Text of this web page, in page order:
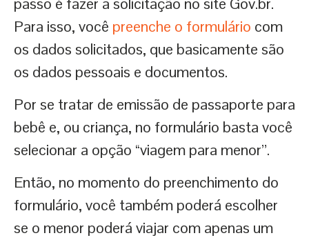
Para isso, você preenche o formulário com
os dados solicitados, que basicamente são
os dados pessoais e documentos.
Por se tratar de emissão de passaporte para
bebê e, ou criança, no formulário basta você
selecionar a opção “viagem para menor”.
Então, no momento do preenchimento do
formulário, você também poderá escolher
se o menor poderá viajar com apenas um